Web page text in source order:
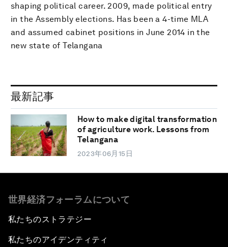
shaping political career. 2009, made political entry
in the Assembly elections. Has been a 4-time MLA
and assumed cabinet positions in June 2014 in the
new state of Telangana
最新記事
How to make digital transformation
of agriculture work. Lessons from
Telangana
2023年06月15日
世界経済フォーラムについて
私たちのストラテジー
私たちのアイデンティティ